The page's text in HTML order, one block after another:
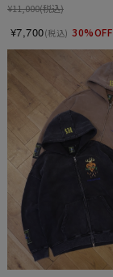
¥11,000(税込)
¥7,700(税込) 30%OFF